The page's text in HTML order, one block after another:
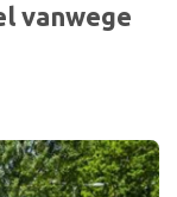
vanwege